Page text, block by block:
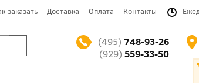
заказать Доставка Оплата Контакты
(495) 748-93-26
(929) 559-33-50